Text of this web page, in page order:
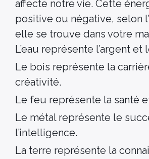
affecte notre vie. Cette
positive ou négative, selon
elle se trouve dans votre
L’eau représente l’argent et
Le bois représente la
créativité.
Le feu représente la santé
Le métal représente le
l’intelligence.
La terre représente la